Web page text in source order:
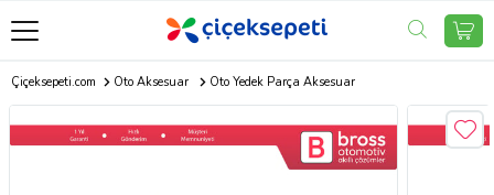
Çiçeksepeti.com Oto Aksesuar Oto Yedek Parça Aksesuar